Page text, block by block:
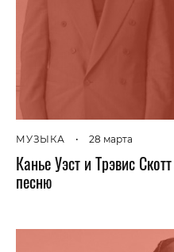
МУЗЫКА • 28 марта
Канье Уэст и Трэвис
песню